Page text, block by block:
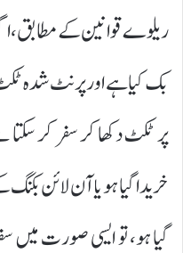
ریلوے قوانین کے مطابق،
بک کیا ہے اور پرنٹ شدہ
پر ٹکٹ دکھا کر سفر کر
خریدا گیا ہو یا آن لائن
گیا ہو، تو ایسی صورت